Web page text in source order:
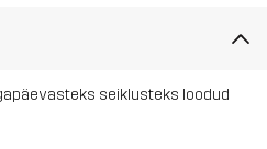
seiklusteks loodud